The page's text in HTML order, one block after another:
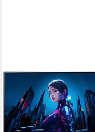
Predator
Gaming-Monitor
62,2 cm/ 24,5 Zoll Diagonale
1920 x 1080 px, Full HD